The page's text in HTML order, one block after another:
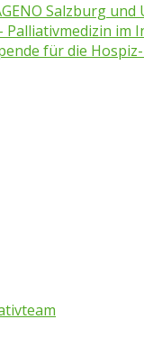
Salzburg und
Palliativmedizin im
für die